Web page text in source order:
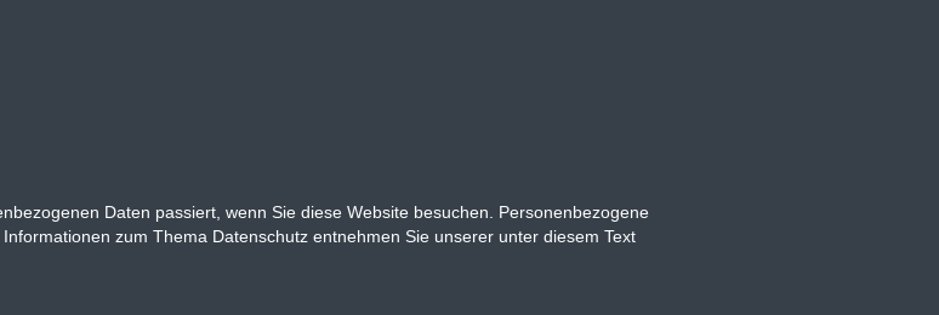
Daten passiert, wenn Sie diese Website besuchen. Personenbezogene
zum Thema Datenschutz entnehmen Sie unserer unter diesem Text